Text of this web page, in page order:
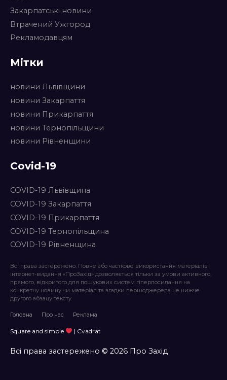
Закарпатські новини
Втрачений Ужгород
Рекламодавцям
Мітки
новини Львівщини
новини Закарпаття
новини Прикарпаття
новини Тернопільщини
новини Рівненщини
Covid-19
COVID-19 Львівщина
COVID-19 Закарпаття
COVID-19 Прикарпаття
COVID-19 Тернопільщина
COVID-19 Рівненщина
Всі права застережено. Повне або часткове використання матеріалів
інтернет-видання «ПроЗахід» дозволяється тільки за умови активного,
прямого, відкритого для пошукових систем гіперпосилання на
конкретну новину чи матеріал та згадки першоджерела не нижче
другого абзацу тексту.
Головна Про нас Реклама
Square and simple | Cvadrat
Всі права застережено © 2026 Про Захід